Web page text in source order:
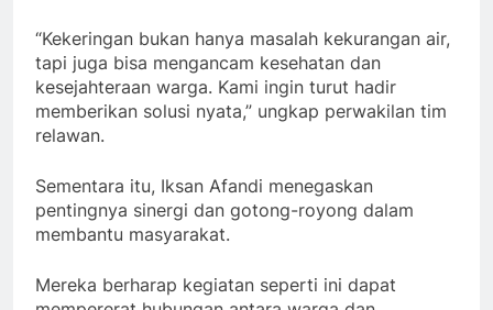
“Kekeringan bukan hanya masalah kekurangan air,
tapi juga bisa mengancam kesehatan dan
kesejahteraan warga. Kami ingin turut hadir
memberikan solusi nyata,” ungkap perwakilan tim
relawan.
Sementara itu, Iksan Afandi menegaskan
pentingnya sinergi dan gotong-royong dalam
membantu masyarakat.
Mereka berharap kegiatan seperti ini dapat